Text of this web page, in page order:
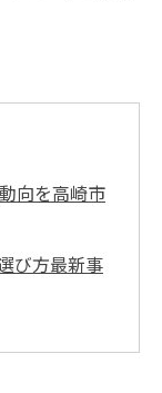
向を高崎市
び方最新事
ト住宅動向